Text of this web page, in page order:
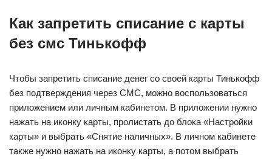
Как запретить списание с карты
без смс Тинькофф
Чтобы запретить списание денег со своей карты Тинькофф
без подтверждения через СМС, можно воспользоваться
приложением или личным кабинетом. В приложении нужно
нажать на иконку карты, пролистать до блока «Настройки
карты» и выбрать «Снятие наличных». В личном кабинете
также нужно нажать на иконку карты, а потом выбрать